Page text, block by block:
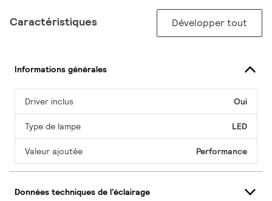
Caractéristiques Développer tout
Informations générales
Driver inclus Oui
Type de lampe LED
Valeur ajoutée Performance
Données techniques de l'éclairage